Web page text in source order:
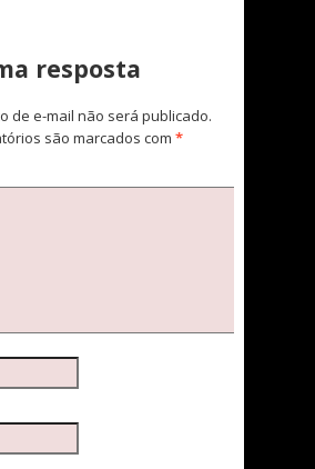
resposta
de e-mail não será publicado.
são marcados com *